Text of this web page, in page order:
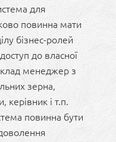
для
повинна мати
бізнес-ролей
до власної
менеджер з
зерна,
керівник і т.п.
повинна бути